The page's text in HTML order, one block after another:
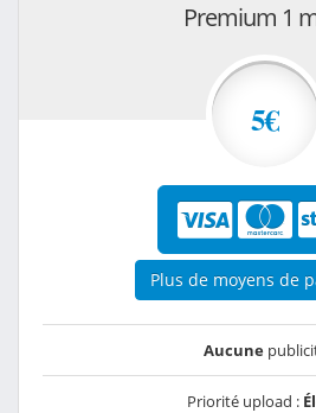
Premium 1
5€
Plus de moyens de
Aucune
Priorité upload :